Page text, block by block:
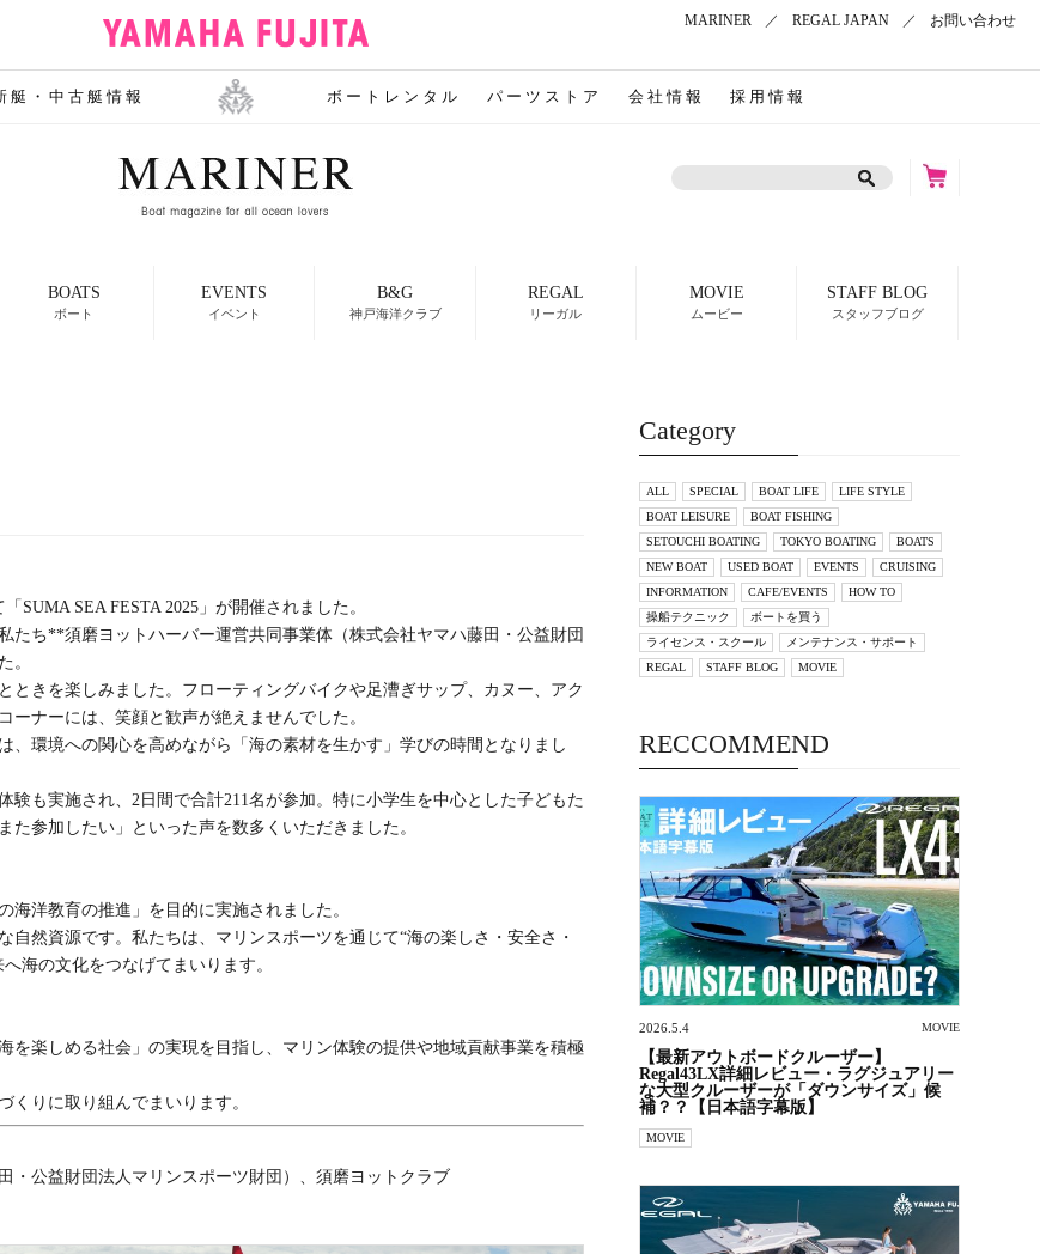
MARINER ／ REGAL JAPAN ／ お問い合わせ
艇・中古艇情報 ボートレンタル パーツストア 会社情報 採用情報
BOATS
ボート
EVENTS
イベント
B&G
神戸海洋クラブ
REGAL
リーガル
MOVIE
ムービー
STAFF BLOG
スタッフブログ
SUMA SEA FESTA 2025」が開催されました。
たち**須磨ヨットハーバー運営共同事業体（株式会社ヤマハ藤田・公益財団
。
きを楽しみました。フローティングバイクや足漕ぎサップ、カヌー、アク
ナーには、笑顔と歓声が絶えませんでした。
環境への関心を高めながら「海の素材を生かす」学びの時間となりまし
も実施され、2日間で合計211名が参加。特に小学生を中心とした子どもた
参加したい」といった声を数多くいただきました。
洋教育の推進」を目的に実施されました。
然資源です。私たちは、マリンスポーツを通じて“海の楽しさ・安全さ・
海の文化をつなげてまいります。
を楽しめる社会」の実現を目指し、マリン体験の提供や地域貢献事業を積極
くりに取り組んでまいります。
公益財団法人マリンスポーツ財団）、須磨ヨットクラブ
Category
ALL SPECIAL BOAT LIFE
LIFE STYLE
BOAT LEISURE
BOAT FISHING
SETOUCHI BOATING
TOKYO BOATING
BOATS
NEW BOAT
USED BOAT EVENTS
CRUISING
INFORMATION
CAFE/EVENTS
HOW TO
操船テクニック
ボートを買う
ライセンス・スクール
メンテナンス・サポート
REGAL
STAFF BLOG MOVIE
RECCOMMEND
2026.5.4 MOVIE
【最新アウトボードクルーザー】
Regal43LX詳細レビュー・ラグジュアリー
な大型クルーザーが「ダウンサイズ」候
補？？【日本語字幕版】
MOVIE